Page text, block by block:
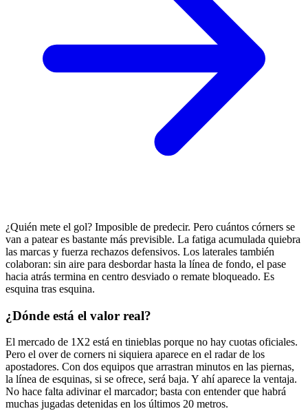
¿Quién mete el gol? Imposible de predecir. Pero cuántos córners se
van a patear es bastante más previsible. La fatiga acumulada quiebra
las marcas y fuerza rechazos defensivos. Los laterales también
colaboran: sin aire para desbordar hasta la línea de fondo, el pase
hacia atrás termina en centro desviado o remate bloqueado. Es
esquina tras esquina.
¿Dónde está el valor real?
El mercado de 1X2 está en tinieblas porque no hay cuotas oficiales.
Pero el over de corners ni siquiera aparece en el radar de los
apostadores. Con dos equipos que arrastran minutos en las piernas,
la línea de esquinas, si se ofrece, será baja. Y ahí aparece la ventaja.
No hace falta adivinar el marcador; basta con entender que habrá
muchas jugadas detenidas en los últimos 20 metros.